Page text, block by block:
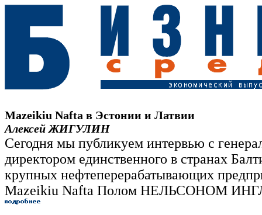
Mazeikiu Nafta в Эстонии и Латвии
Алексей ЖИГУЛИН
Сегодня мы публикуем интервью с
директором единственного в странах
крупных нефтеперерабатывающих
Mazeikiu Nafta Полом НЕЛЬСОНОМ